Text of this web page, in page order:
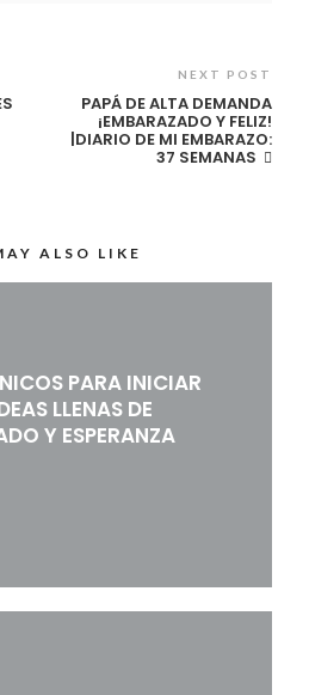
NEXT POST
PAPÁ DE ALTA DEMANDA
¡EMBARAZADO Y FELIZ!
|DIARIO DE MI EMBARAZO:
37 SEMANAS
ALSO LIKE
PARA INICIAR
LLENAS DE
Y ESPERANZA